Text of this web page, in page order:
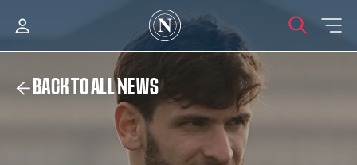
BACK TO ALL NEWS